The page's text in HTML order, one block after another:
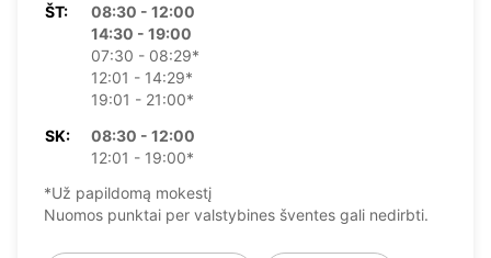
ŠT:
08:30 - 12:00
14:30 - 19:00
07:30 - 08:29*
12:01 - 14:29*
19:01 - 21:00*
SK:
08:30 - 12:00
12:01 - 19:00*
*Už papildomą mokestį
Nuomos punktai per valstybines šventes gali nedirbti.